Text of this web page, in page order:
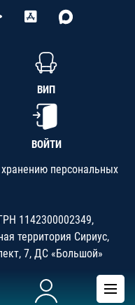
ВИП
ВОЙТИ
персональных
1142300002349,
территория Сириус,
7, ДС «Большой»